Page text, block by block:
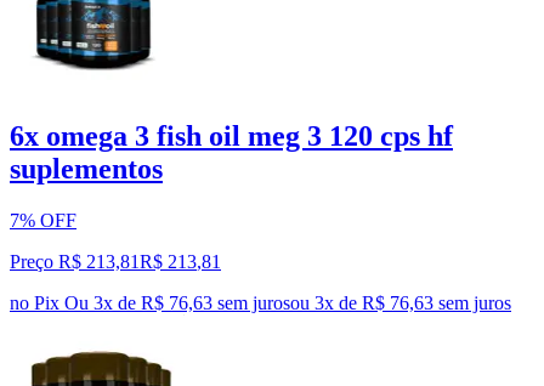
6x omega 3 fish oil meg 3 120 cps hf
suplementos
7% OFF
Preço R$ 213,81R$ 213,81
no Pix Ou 3x de R$ 76,63 sem jurosou 3x de R$ 76,63 sem juros